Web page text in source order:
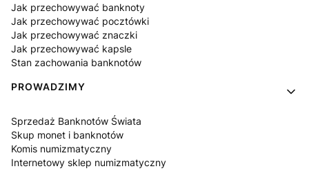
Jak przechowywać banknoty
Jak przechowywać pocztówki
Jak przechowywać znaczki
Jak przechowywać kapsle
Stan zachowania banknotów
PROWADZIMY
Sprzedaż Banknotów Świata
Skup monet i banknotów
Komis numizmatyczny
Internetowy sklep numizmatyczny